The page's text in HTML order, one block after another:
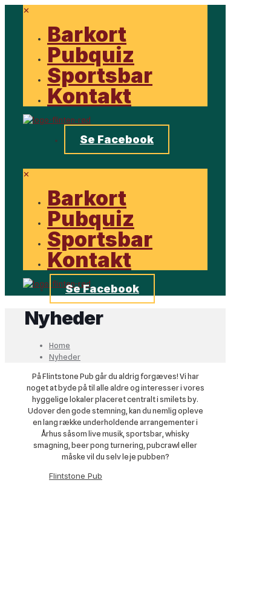
✕
Barkort
Pubquiz
Sportsbar
Kontakt
Se Facebook
✕
Barkort
Pubquiz
Sportsbar
Kontakt
Se Facebook
Nyheder
Home
Nyheder
På Flintstone Pub går du aldrig forgæves! Vi har
noget at byde på til alle aldre og interesser i vores
hyggelige lokaler placeret centralt i smilets by.
Udover den gode stemning, kan du nemlig opleve
en lang række underholdende arrangementer i
Århus såsom live musik, sportsbar, whisky
smagning, beer pong turnering, pubcrawl eller
måske vil du selv leje pubben?
Flintstone Pub